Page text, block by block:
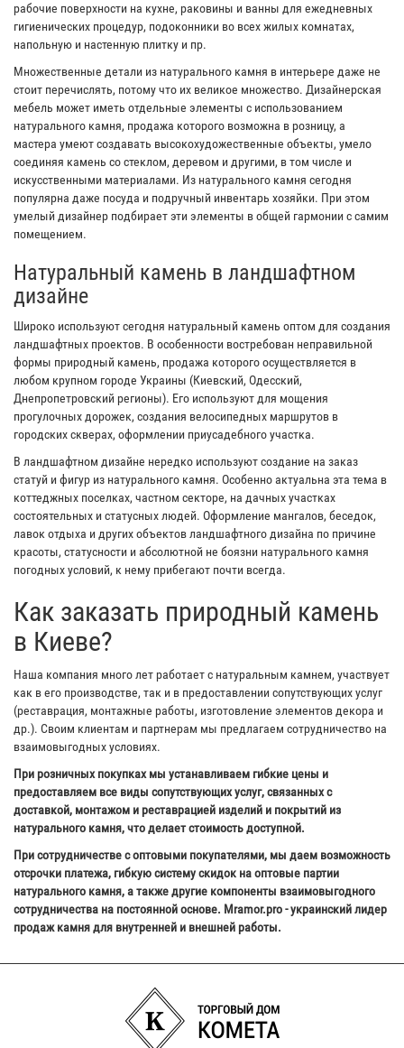
рабочие поверхности на кухне, раковины и ванны для ежедневных
гигиенических процедур, подоконники во всех жилых комнатах,
напольную и настенную плитку и пр.
Множественные детали из натурального камня в интерьере даже не
стоит перечислять, потому что их великое множество. Дизайнерская
мебель может иметь отдельные элементы с использованием
натурального камня, продажа которого возможна в розницу, а
мастера умеют создавать высокохудожественные объекты, умело
соединяя камень со стеклом, деревом и другими, в том числе и
искусственными материалами. Из натурального камня сегодня
популярна даже посуда и подручный инвентарь хозяйки. При этом
умелый дизайнер подбирает эти элементы в общей гармонии с самим
помещением.
Натуральный камень в ландшафтном
дизайне
Широко используют сегодня натуральный камень оптом для создания
ландшафтных проектов. В особенности востребован неправильной
формы природный камень, продажа которого осуществляется в
любом крупном городе Украины (Киевский, Одесский,
Днепропетровский регионы). Его используют для мощения
прогулочных дорожек, создания велосипедных маршрутов в
городских скверах, оформлении приусадебного участка.
В ландшафтном дизайне нередко используют создание на заказ
статуй и фигур из натурального камня. Особенно актуальна эта тема в
коттеджных поселках, частном секторе, на дачных участках
состоятельных и статусных людей. Оформление мангалов, беседок,
лавок отдыха и других объектов ландшафтного дизайна по причине
красоты, статусности и абсолютной не боязни натурального камня
погодных условий, к нему прибегают почти всегда.
Как заказать природный камень
в Киеве?
Наша компания много лет работает с натуральным камнем, участвует
как в его производстве, так и в предоставлении сопутствующих услуг
(реставрация, монтажные работы, изготовление элементов декора и
др.). Своим клиентам и партнерам мы предлагаем сотрудничество на
взаимовыгодных условиях.
При розничных покупках мы устанавливаем гибкие цены и
предоставляем все виды сопутствующих услуг, связанных с
доставкой, монтажом и реставрацией изделий и покрытий из
натурального камня, что делает стоимость доступной.
При сотрудничестве с оптовыми покупателями, мы даем возможность
отсрочки платежа, гибкую систему скидок на оптовые партии
натурального камня, а также другие компоненты взаимовыгодного
сотрудничества на постоянной основе. Mramor.pro - украинский лидер
продаж камня для внутренней и внешней работы.